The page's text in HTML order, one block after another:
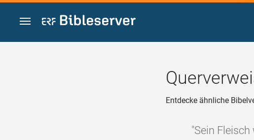
Zum Inhalt springen
Entdecke ähnliche
"Sein